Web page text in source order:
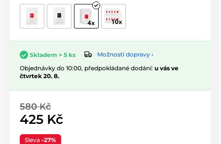
Skladem > 5 ks
Možnosti dopravy ›
Objednávky do 10:00, předpokládané dodání: u vás ve
čtvrtek 20. 8.
580 Kč
425 Kč
Sleva -27%